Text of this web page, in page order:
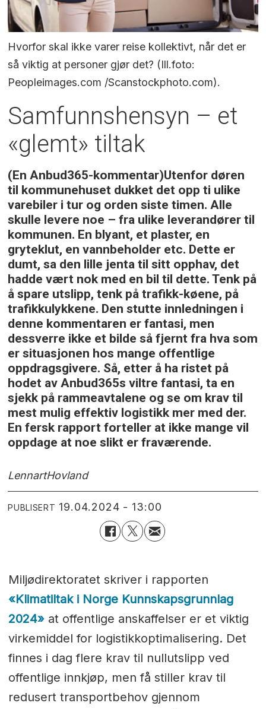
Hvorfor skal ikke varer reise kollektivt, når det er
så viktig at personer gjør det? (Ill.foto:
Peopleimages.com /Scanstockphoto.com).
Samfunnshensyn – et
«glemt» tiltak
(En Anbud365-kommentar)Utenfor døren
til kommunehuset dukket det opp ti ulike
varebiler i tur og orden siste timen. Alle
skulle levere noe – fra ulike leverandører til
kommunen. En blyant, et plaster, en
gryteklut, en vannbeholder etc. Dette er
dumt, sa den lille jenta til sitt opphav, det
hadde vært nok med en bil til dette. Tenk på
å spare utslipp, tenk på trafikk-køene, på
trafikkulykkene. Den stutte innledningen i
denne kommentaren er fantasi, men
dessverre ikke et bilde så fjernt fra hva som
er situasjonen hos mange offentlige
oppdragsgivere. Så, etter å ha ristet på
hodet av Anbud365s viltre fantasi, ta en
sjekk på rammeavtalene og se om krav til
mest mulig effektiv logistikk mer med der.
En fersk rapport forteller at ikke mange vil
oppdage at noe slikt er fraværende.
LennartHovland
PUBLISERT 19.04.2024 - 13:00
Miljødirektoratet skriver i rapporten
«Klimatiltak i Norge Kunnskapsgrunnlag
2024»at offentlige anskaffelser er et viktig
virkemiddel for logistikkoptimalisering. Det
finnes i dag flere krav til nullutslipp ved
offentlige innkjøp, men få stiller krav til
redusert transportbehov gjennom